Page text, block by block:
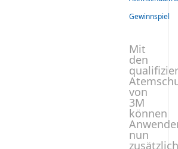
Gewinnspiel
Mit
den
von
3M
können
nun
zusätzlich